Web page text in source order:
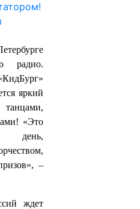
радио.
яркий
«Это
день,
–
ждет